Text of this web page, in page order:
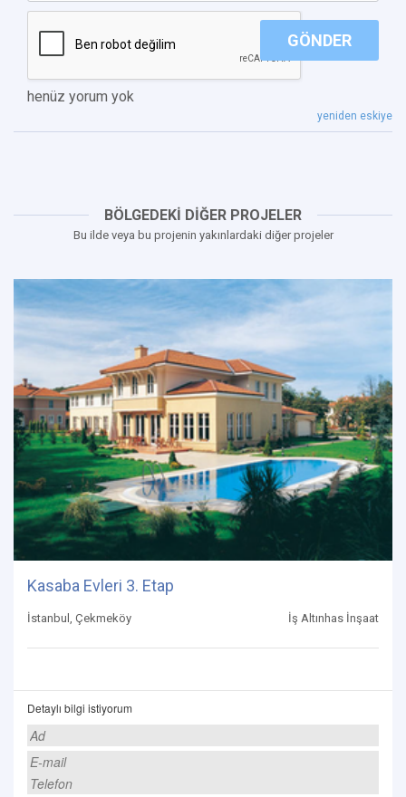
GÖNDER
henüz yorum yok
yeniden eskiye
BÖLGEDEKİ DİĞER PROJELER
Bu ilde veya bu projenin yakınlardaki diğer projeler
Kasaba Evleri 3. Etap
İstanbul, Çekmeköy İş Altınhas İnşaat
Detaylı bilgi istiyorum